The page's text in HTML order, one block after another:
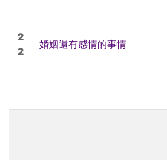
2
2
婚姻還有感情的事情